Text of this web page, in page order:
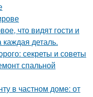
что видят гости и
деталь.
секреты и советы
спальной
в частном доме: от